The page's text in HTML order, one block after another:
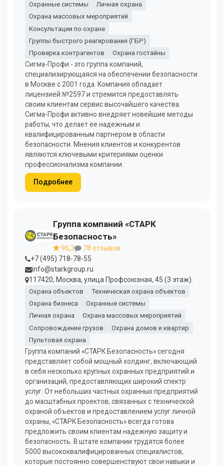
Охранные системы
Личная охрана
Охрана массовых мероприятий
Консультации по охране
Группы быстрого реагирования (ГБР)
Проверка контрагентов
Охрана гостайны
Сигма-Профи - это группа компаний,
специализирующаяся на обеспечении безопасности
в Москве с 2001 года. Компания обладает
лицензией №2597 и стремится предоставлять
своим клиентам сервис высочайшего качества.
Сигма-Профи активно внедряет новейшие методы
работы, что делает ее надежным и
квалифицированным партнером в области
безопасности. Мнения клиентов и конкурентов
являются ключевыми критериями оценки
профессионализма компании.
Подробнее
Группа компаний «СТАРК
Безопасность»
96,3
78 отзывов
+7 (495) 718-78-55
info@starkgroup.ru
117420, Москва, улица Профсоюзная, 45 (3 этаж).
Охрана объектов
Техническая охрана объектов
Охрана бизнеса
Охранные системы
Личная охрана
Охрана массовых мероприятий
Сопровождение грузов
Охрана домов и квартир
Пультовая охрана
Группа компаний «СТАРК Безопасность» сегодня
представляет собой мощный холдинг, включающий
в себя несколько крупных охранных предприятий и
организаций, предоставляющих широкий спектр
услуг. От небольших частных охранных предприятий
до масштабных проектов, связанных с технической
охраной объектов и предоставлением услуг личной
охраны, «СТАРК Безопасность» всегда готова
предложить своим клиентам надежную защиту и
безопасность. В штате компании трудятся более
5000 высококвалифицированных специалистов,
которые постоянно совершенствуют свои навыки и